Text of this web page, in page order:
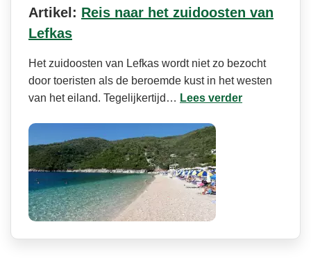
Artikel: Reis naar het zuidoosten van
Lefkas
Het zuidoosten van Lefkas wordt niet zo bezocht
door toeristen als de beroemde kust in het westen
van het eiland. Tegelijkertijd… Lees verder